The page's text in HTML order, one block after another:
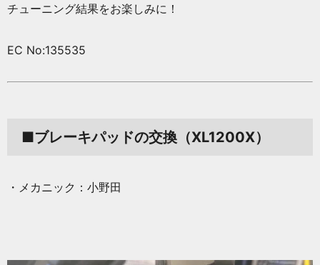
チューニング結果をお楽しみに！
EC No:135535
■ブレーキパッドの交換（XL1200X）
・メカニック：小野田